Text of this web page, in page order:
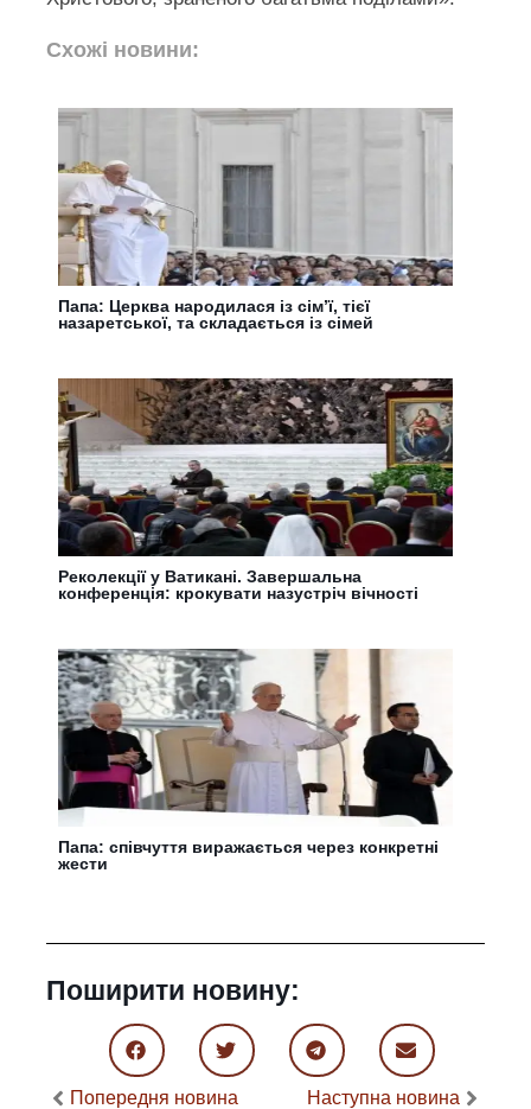
Схожі новини:
Папа: Церква народилася із сім’ї, тієї
назаретської, та складається із сімей
Реколекції у Ватикані. Завершальна
конференція: крокувати назустріч вічності
Папа: співчуття виражається через конкретні
жести
Поширити новину:
Попередня новина Наступна новина